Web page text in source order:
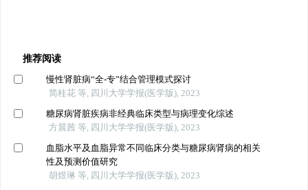
推荐阅读
慢性肾脏病“全-专”结合管理模式探讨
简桂花 等, 四川大学学报(医学版), 2023
糖尿病肾脏疾病非经典临床类型与病理变化综述
方晨茜 等, 四川大学学报(医学版), 2023
血脂水平及血脂异常不同临床分类与糖尿病肾病的相关
性及预测价值研究
胡煜琳 等, 四川大学学报(医学版), 2023